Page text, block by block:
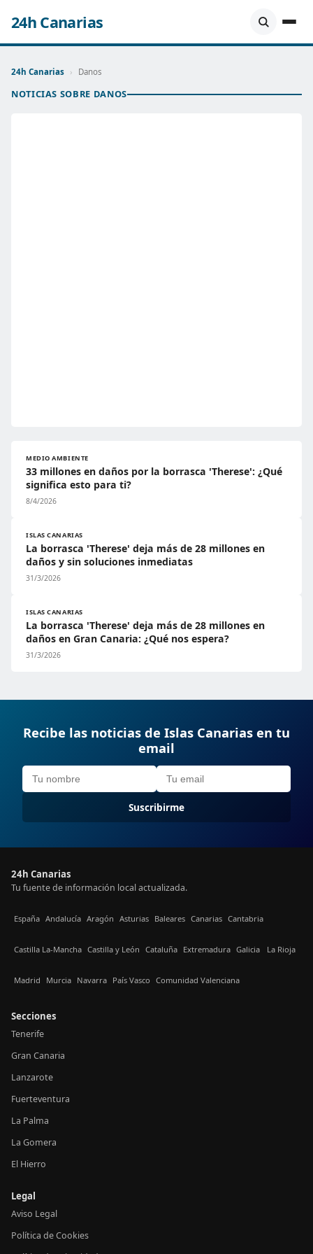
24h Canarias
24h Canarias › Danos
NOTICIAS SOBRE DANOS
MEDIO AMBIENTE
33 millones en daños por la borrasca 'Therese': ¿Qué
significa esto para ti?
8/4/2026
ISLAS CANARIAS
La borrasca 'Therese' deja más de 28 millones en
daños y sin soluciones inmediatas
31/3/2026
ISLAS CANARIAS
La borrasca 'Therese' deja más de 28 millones en
daños en Gran Canaria: ¿Qué nos espera?
31/3/2026
Recibe las noticias de Islas Canarias en tu
email
Suscribirme
24h Canarias
Tu fuente de información local actualizada.
España Andalucía Aragón Asturias Baleares Canarias Cantabria
Castilla La-Mancha Castilla y León Cataluña Extremadura Galicia La Rioja
Madrid Murcia Navarra País Vasco Comunidad Valenciana
Secciones
Tenerife
Gran Canaria
Lanzarote
Fuerteventura
La Palma
La Gomera
El Hierro
Legal
Aviso Legal
Política de Cookies